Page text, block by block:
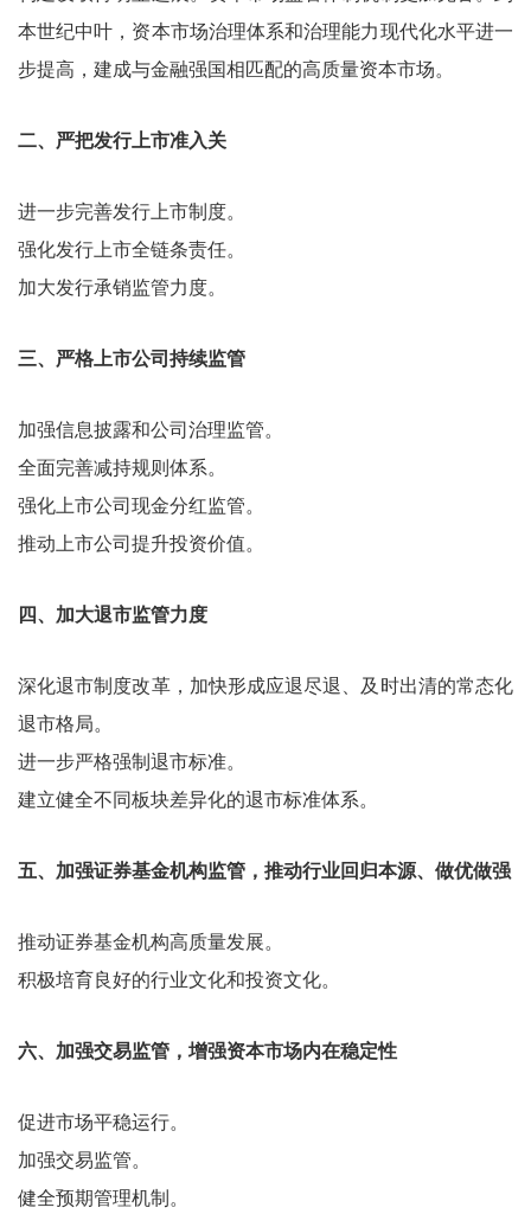
本世纪中叶，资本市场治理体系和治理能力现代化水平进一
步提高，建成与金融强国相匹配的高质量资本市场。
二、严把发行上市准入关
进一步完善发行上市制度。
强化发行上市全链条责任。
加大发行承销监管力度。
三、严格上市公司持续监管
加强信息披露和公司治理监管。
全面完善减持规则体系。
强化上市公司现金分红监管。
推动上市公司提升投资价值。
四、加大退市监管力度
深化退市制度改革，加快形成应退尽退、及时出清的常态化
退市格局。
进一步严格强制退市标准。
建立健全不同板块差异化的退市标准体系。
五、加强证券基金机构监管，推动行业回归本源、做优做强
推动证券基金机构高质量发展。
积极培育良好的行业文化和投资文化。
六、加强交易监管，增强资本市场内在稳定性
促进市场平稳运行。
加强交易监管。
健全预期管理机制。